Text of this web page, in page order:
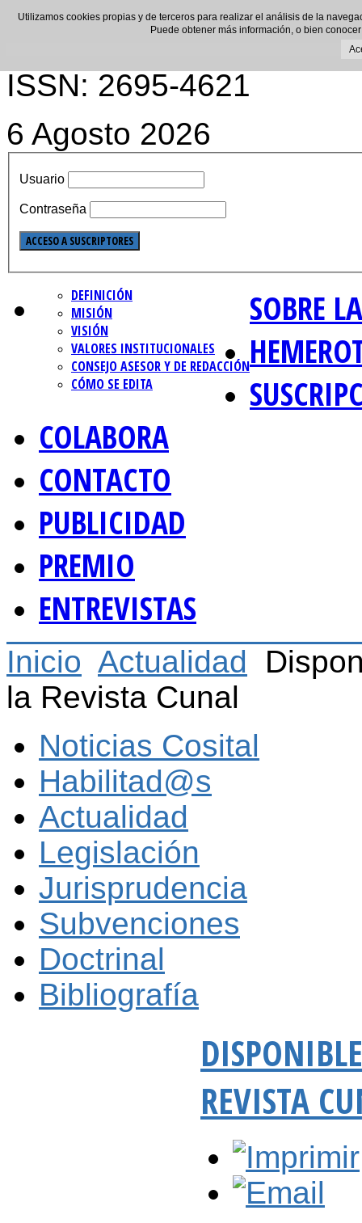
ISSN: 2695-4621
6 Agosto 2026
Usuario
Contraseña
SOBRE
DEFINICIÓN
MISIÓN
VISIÓN
VALORES INSTITUCIONALES
CONSEJO ASESOR Y DE REDACCIÓN
CÓMO SE EDITA
COLABORA
CONTACTO
PUBLICIDAD
PREMIO
ENTREVISTAS
Inicio Actualidad
la Revista Cunal
Noticias Cosital
Habilitad@s
Actualidad
Legislación
Jurisprudencia
Subvenciones
Doctrinal
Bibliografía
REVISTA
Utilizamos cookies propias y de terceros para realizar el análisis de la
Puede obtener más información, o bien